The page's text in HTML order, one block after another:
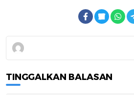
TINGGALKAN BALASAN